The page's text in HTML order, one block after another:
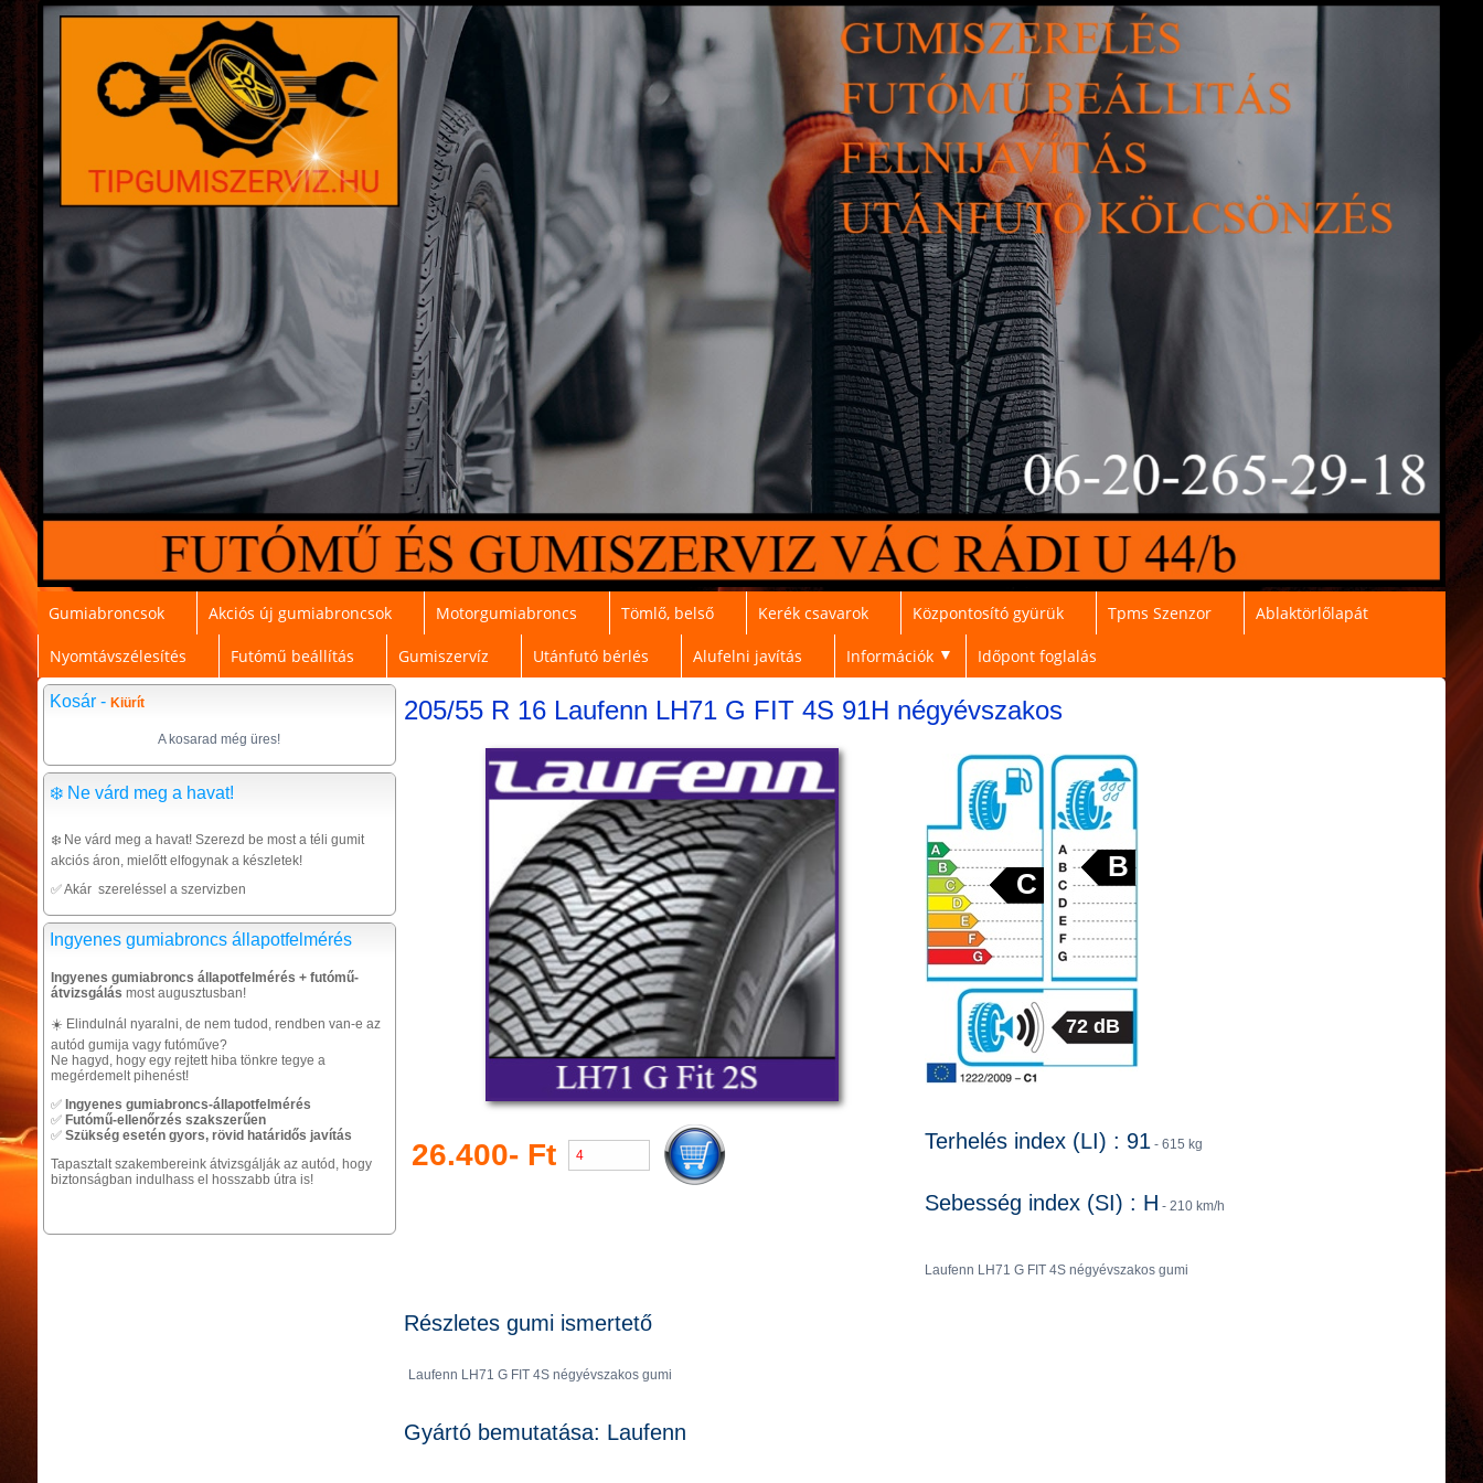
Gumiabroncsok Akciós új gumiabroncsok Motorgumiabroncs Tömlő, belső Kerék csavarok Központosító gyürük Tpms Szenzor Ablaktörlőlapát
Nyomtávszélesítés Futómű beállítás Gumiszervíz Utánfutó bérlés Alufelni javítás Információk ▼ Időpont foglalás
Kosár - Kiürít
A kosarad még üres!
❄️ Ne várd meg a havat!
❄️ Ne várd meg a havat! Szerezd be most a téli gumit
akciós áron, mielőtt elfogynak a készletek!
✅ Akár szereléssel a szervizben
Ingyenes gumiabroncs állapotfelmérés
Ingyenes gumiabroncs állapotfelmérés + futómű-
átvizsgálás most augusztusban!
☀️ Elindulnál nyaralni, de nem tudod, rendben van-e az
autód gumija vagy futóműve?
Ne hagyd, hogy egy rejtett hiba tönkre tegye a
megérdemelt pihenést!
✅ Ingyenes gumiabroncs-állapotfelmérés
✅ Futómű-ellenőrzés szakszerűen
✅ Szükség esetén gyors, rövid határidős javítás
Tapasztalt szakembereink átvizsgálják az autód, hogy
biztonságban indulhass el hosszabb útra is!
205/55 R 16 Laufenn LH71 G FIT 4S 91H négyévszakos
26.400- Ft
C
B
72 dB
Terhelés index (LI) : 91 - 615 kg
Sebesség index (SI) : H - 210 km/h
Laufenn LH71 G FIT 4S négyévszakos gumi
Részletes gumi ismertető
Laufenn LH71 G FIT 4S négyévszakos gumi
Gyártó bemutatása: Laufenn